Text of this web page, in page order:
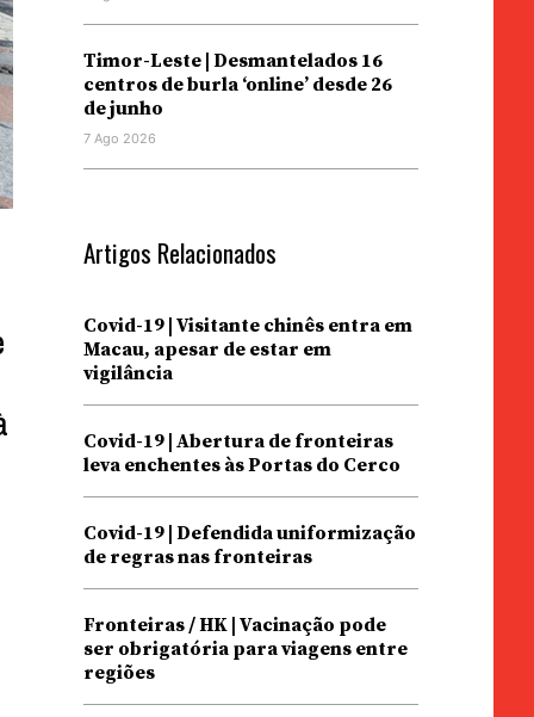
Timor-Leste | Desmantelados 16
centros de burla ‘online’ desde 26
de junho
7 Ago 2026
Artigos Relacionados
Covid-19 | Visitante chinês entra em
Macau, apesar de estar em
vigilância
Covid-19 | Abertura de fronteiras
leva enchentes às Portas do Cerco
Covid-19 | Defendida uniformização
de regras nas fronteiras
Fronteiras / HK | Vacinação pode
ser obrigatória para viagens entre
regiões